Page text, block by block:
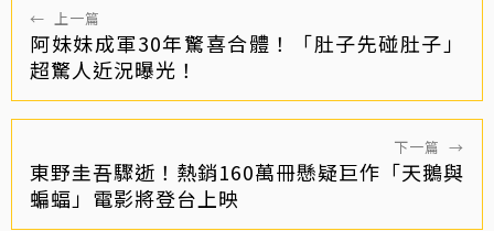
← 上一篇
阿妹妹成軍30年驚喜合體！「肚子先碰肚子」
超驚人近況曝光！
下一篇 →
東野圭吾驟逝！熱銷160萬冊懸疑巨作「天鵝與
蝙蝠」電影將登台上映